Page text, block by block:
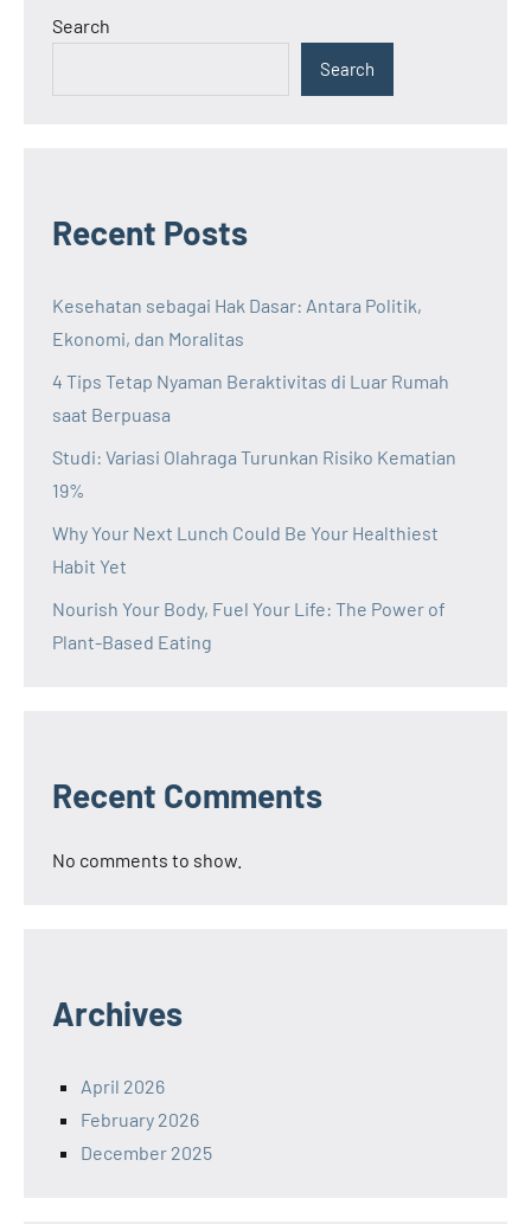
Search
Search
Recent Posts
Kesehatan sebagai Hak Dasar: Antara Politik,
Ekonomi, dan Moralitas
4 Tips Tetap Nyaman Beraktivitas di Luar Rumah
saat Berpuasa
Studi: Variasi Olahraga Turunkan Risiko Kematian
19%
Why Your Next Lunch Could Be Your Healthiest
Habit Yet
Nourish Your Body, Fuel Your Life: The Power of
Plant-Based Eating
Recent Comments
No comments to show.
Archives
April 2026
February 2026
December 2025